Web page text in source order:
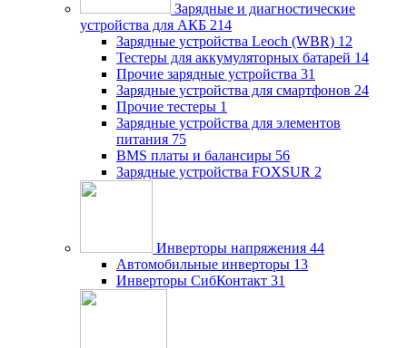
Зарядные и диагностические
устройства для АКБ 214
Зарядные устройства Leoch (WBR) 12
Тестеры для аккумуляторных батарей 14
Прочие зарядные устройства 31
Зарядные устройства для смартфонов 24
Прочие тестеры 1
Зарядные устройства для элементов
питания 75
BMS платы и балансиры 56
Зарядные устройства FOXSUR 2
Инверторы напряжения 44
Автомобильные инверторы 13
Инверторы СибКонтакт 31